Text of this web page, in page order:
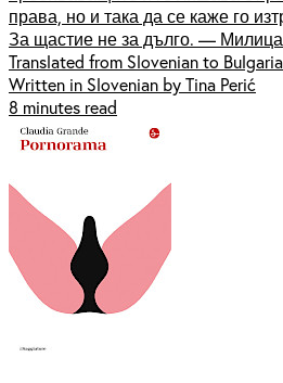
права, но и така да се каже го
За щастие не за дълго. —
Translated from Slovenian to
Written in Slovenian by Tina Perić
8 minutes read